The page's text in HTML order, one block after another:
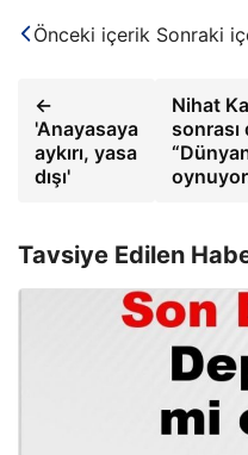
Önceki içerik Sonraki
←
'Anayasaya
aykırı, yasa
dışı'
Nihat
sonrası
Tavsiye Edilen